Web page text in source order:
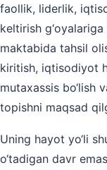
faollik, liderlik,
keltirish
maktabida tahsil
kiritish, iqtisodiyot
mutaxassis bo‘lish
topishni maqsad
Uning hayot yo‘li
o‘tadigan davr